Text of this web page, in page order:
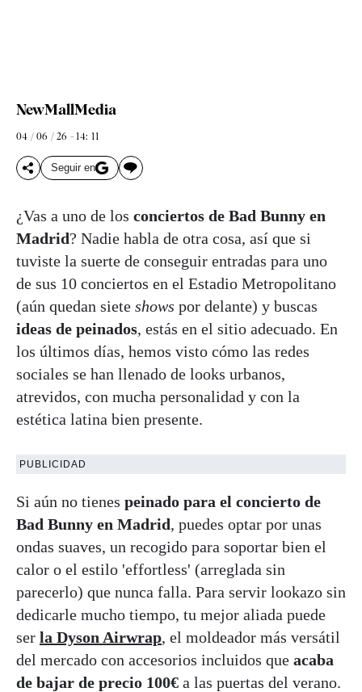
NewMallMedia
04 / 06 / 26 - 14: 11
Seguir en
¿Vas a uno de los conciertos de Bad Bunny en
Madrid? Nadie habla de otra cosa, así que si
tuviste la suerte de conseguir entradas para uno
de sus 10 conciertos en el Estadio Metropolitano
(aún quedan siete shows por delante) y buscas
ideas de peinados, estás en el sitio adecuado. En
los últimos días, hemos visto cómo las redes
sociales se han llenado de looks urbanos,
atrevidos, con mucha personalidad y con la
estética latina bien presente.
PUBLICIDAD
Si aún no tienes peinado para el concierto de
Bad Bunny en Madrid, puedes optar por unas
ondas suaves, un recogido para soportar bien el
calor o el estilo 'effortless' (arreglada sin
parecerlo) que nunca falla. Para servir lookazo sin
dedicarle mucho tiempo, tu mejor aliada puede
ser la Dyson Airwrap, el moldeador más versátil
del mercado con accesorios incluidos que acaba
de bajar de precio 100€ a las puertas del verano.